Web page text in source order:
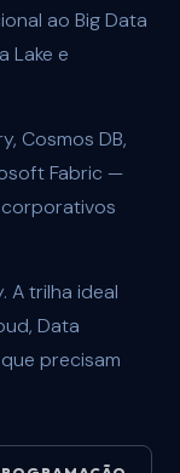
ao Big Data
Lake e
Cosmos DB,
Fabric —
A trilha ideal
Data
precisam